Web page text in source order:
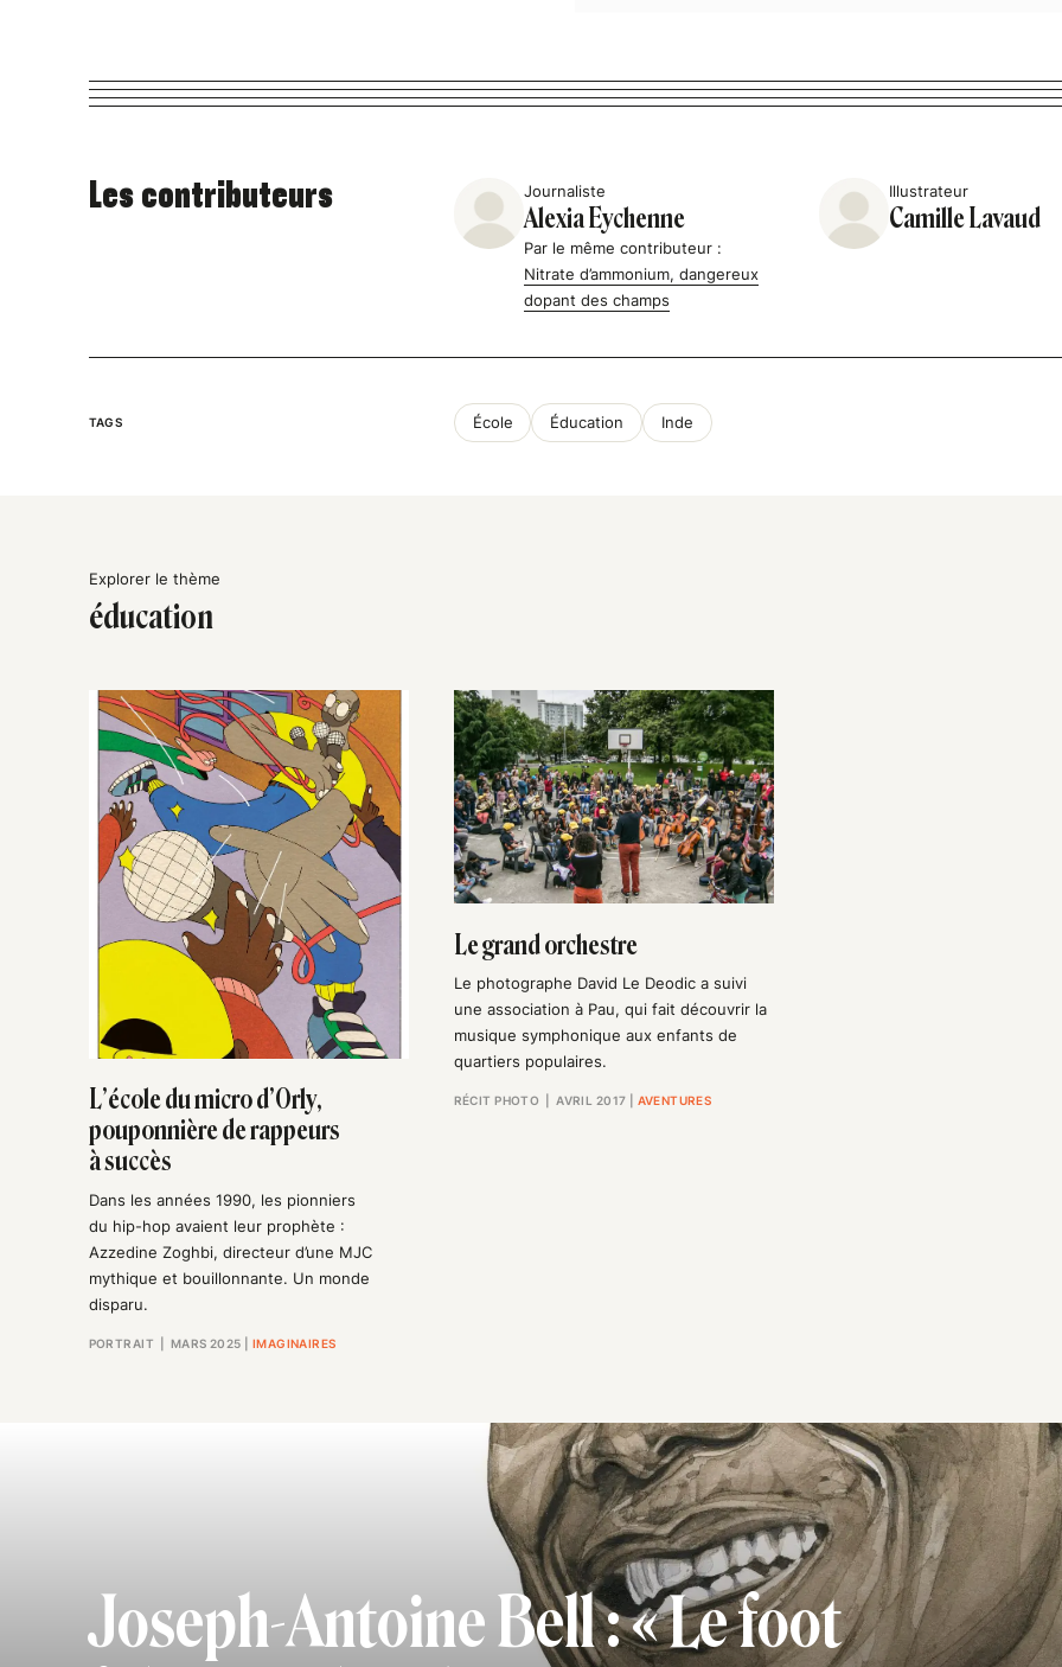
Les contributeurs Journaliste
Alexia Eychenne
Par le même contributeur :
Nitrate d’ammonium, dangereux
dopant des champs
Illustrateur
Camille Lavaud
TAGS École Éducation Inde
Explorer le thème
éducation
L’école du micro d’Orly,
pouponnière de rappeurs
à succès
Dans les années 1990, les pionniers
du hip-hop avaient leur prophète :
Azzedine Zoghbi, directeur d’une MJC
mythique et bouillonnante. Un monde
disparu.
PORTRAIT | MARS 2025 IMAGINAIRES
Le grand orchestre
Le photographe David Le Deodic a suivi
une association à Pau, qui fait découvrir la
musique symphonique aux enfants de
quartiers populaires.
RÉCIT PHOTO | AVRIL 2017 AVENTURES
Joseph-Antoine Bell : « Le foot